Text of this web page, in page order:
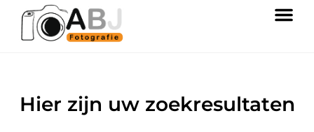
Hier zijn uw zoekresultaten